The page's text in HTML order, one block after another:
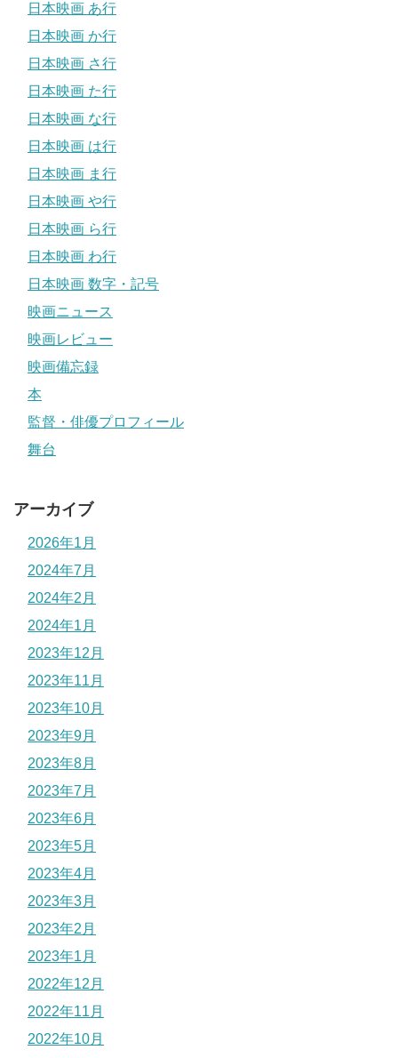
日本映画 あ行
日本映画 か行
日本映画 さ行
日本映画 た行
日本映画 な行
日本映画 は行
日本映画 ま行
日本映画 や行
日本映画 ら行
日本映画 わ行
日本映画 数字・記号
映画ニュース
映画レビュー
映画備忘録
本
監督・俳優プロフィール
舞台
アーカイブ
2026年1月
2024年7月
2024年2月
2024年1月
2023年12月
2023年11月
2023年10月
2023年9月
2023年8月
2023年7月
2023年6月
2023年5月
2023年4月
2023年3月
2023年2月
2023年1月
2022年12月
2022年11月
2022年10月